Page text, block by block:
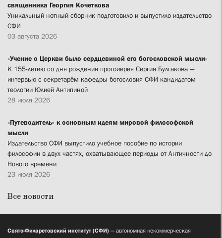
священника Георгия Кочеткова
Уникальный нотный сборник подготовило и выпустило издательство
СФИ
03 августа 2026
«Учение о Церкви было сердцевиной его богословской мысли»
К 155-летию со дня рождения протоиерея Сергия Булгакова —
интервью с секретарём кафедры богословия СФИ кандидатом
теологии Юлией Антипиной
28 июля 2026
«Путеводитель» к основным идеям мировой философской
мысли
Издательство СФИ выпустило учебное пособие по истории
философии в двух частях, охватывающее периоды от Античности до
Нового времени
23 июля 2026
Все новости
Свято-Филаретовский институт (СФИ) — автономная некоммерческая